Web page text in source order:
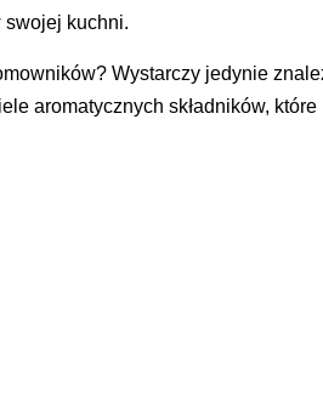
swojej kuchni.
Wystarczy jedynie
aromatycznych składników, które